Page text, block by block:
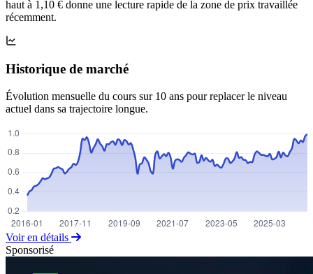
haut à 1,10 € donne une lecture rapide de la zone de prix travaillée
récemment.
Historique de marché
Évolution mensuelle du cours sur 10 ans pour replacer le niveau
actuel dans sa trajectoire longue.
Voir en détails
Sponsorisé